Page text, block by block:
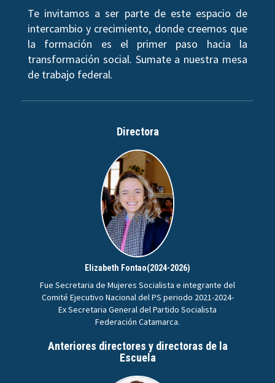
Te invitamos a ser parte de este espacio de
intercambio y crecimiento, donde creemos que
la formación es el primer paso hacia la
transformación social. Sumate a nuestra mesa
de trabajo federal.
Directora
Elizabeth Fontao(2024-2026)
Fue Secretaria de Mujeres Socialista e integrante del
Comité Ejecutivo Nacional del PS periodo 2021-2024-
Ex Secretaria General del Partido Socialista
Federación Catamarca.
Anteriores directores y directoras de la
Escuela